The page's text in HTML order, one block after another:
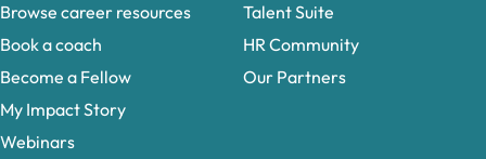
Browse career resources
Book a coach
Become a Fellow
My Impact Story
Webinars
Talent Suite
HR Community
Our Partners